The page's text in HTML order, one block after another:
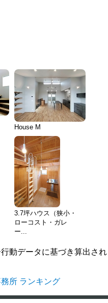
House M
3.7坪ハウス（狭小・
ローコスト・ガレ
ー...
動データに基づき算出され
所 ランキング